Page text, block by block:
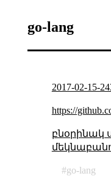
go-lang
2017-02-15-
https://
բնօրինակ
go-lang